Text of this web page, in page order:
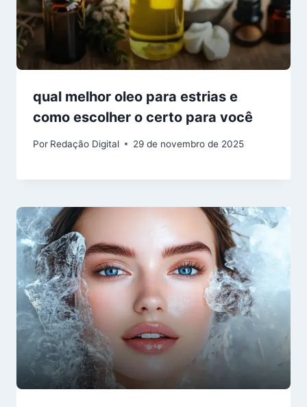
qual melhor oleo para estrias e
como escolher o certo para você
Por Redação Digital 29 de novembro de 2025